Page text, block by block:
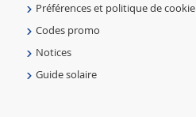
Préférences et politique de cookie
Codes promo
Notices
Guide solaire